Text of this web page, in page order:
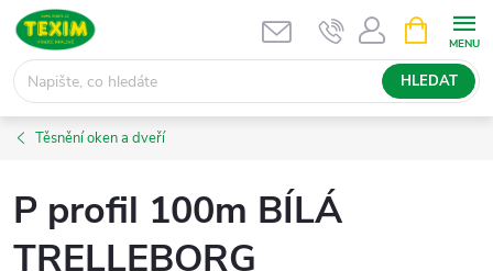
Přejít
obsah
HLEDAT
NÁKUPNÍ
KOŠÍK
Těsnění oken a dveří
P profil 100m BÍLÁ
TRELLEBORG